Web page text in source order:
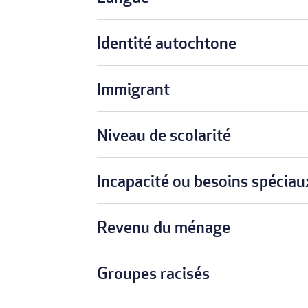
Identité autochtone
Immigrant
Niveau de scolarité
Incapacité ou besoins
Revenu du ménage
Groupes racisés